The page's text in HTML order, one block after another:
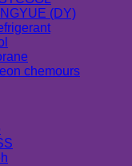
(DY)
chemours